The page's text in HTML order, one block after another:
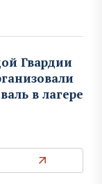
Гвардии
в лагере